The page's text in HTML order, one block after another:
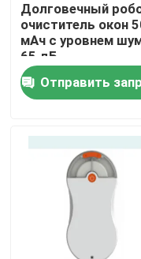
дом
Долговечный
очиститель окон
мАч с уровнем
65 дБ
Отправить